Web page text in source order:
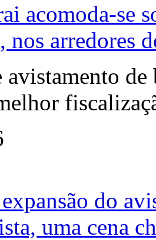
acomoda-se
nos arredores
de
do
uma cena